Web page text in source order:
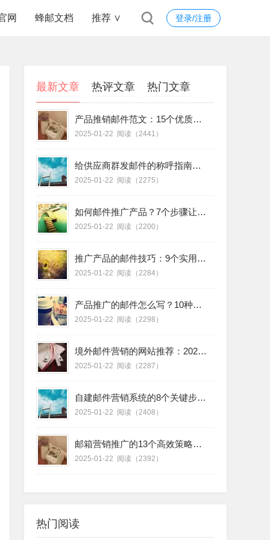
登录/注册
网 蜂邮文档 推荐 ∨
最新文章 热评文章 热门文章
产品推销邮件范文：15个优质模板助你快速成交！
2025-01-22 阅读（2441）
给供应商群发邮件的称呼指南：6个专业技巧提升沟通效率
2025-01-22 阅读（2275）
如何邮件推广产品？7个步骤让你的营销效果翻倍
2025-01-22 阅读（2200）
推广产品的邮件技巧：9个实用方法提升打开率和转化率
2025-01-22 阅读（2284）
产品推广的邮件怎么写？10种模板助你轻松打动客户
2025-01-22 阅读（2298）
境外邮件营销的网站推荐：2023年最受欢迎的12个平台
2025-01-22 阅读（2287）
自建邮件营销系统的8个关键步骤，轻松打造高效推广工具
2025-01-22 阅读（2408）
邮箱营销推广的13个高效策略，快速提升转化率！
2025-01-22 阅读（2392）
热门阅读